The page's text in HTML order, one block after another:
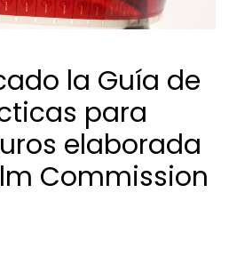
la Guía de
para
elaborada
Commission